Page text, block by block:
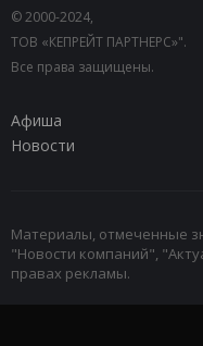
© 2000-2024,
ТОВ «КЕПРЕЙТ ПАРТНЕРС»".
Все права защищены.
Афиша
Новости
Материалы, отмеченные
"Новости компаний",
правах рекламы.